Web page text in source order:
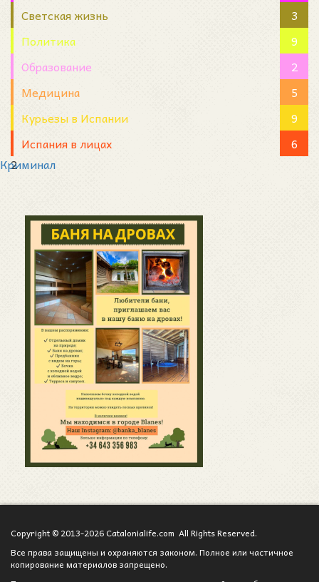
Светская жизнь
3
Политика
9
Образование
2
Медицина
5
Курьезы в Испании
9
Испания в лицах
6
Криминал
2
Copyright © 2013-2026 Catalonialife.com All Rights Reserved.
Все права защищены и охраняются законом. Полное или частичное
копирование материалов запрещено.